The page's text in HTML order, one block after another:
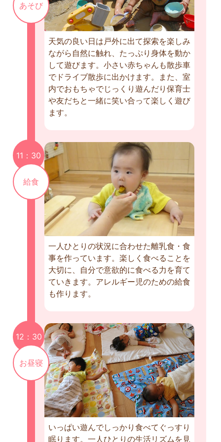
あそび
天気の良い日は戸外に出て探索を楽しみ
ながら自然に触れ、たっぷり身体を動か
して遊びます。小さい赤ちゃんも散歩車
でドライブ散歩に出かけます。また、室
内でおもちゃでじっくり遊んだり保育士
や友だちと一緒に笑い合って楽しく遊び
ます。
11：30
給食
一人ひとりの状況に合わせた離乳食・食
事を作っています。楽しく食べることを
大切に、自分で意欲的に食べる力を育て
ていきます。アレルギー児のための給食
も作ります。
12：30
お昼寝
いっぱい遊んでしっかり食べてぐっすり
眠ります。一人ひとりの生活リズムを見